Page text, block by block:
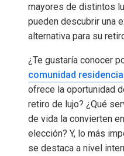
mayores de distintos
pueden descubrir una
alternativa para su
¿Te gustaría conocer
comunidad
ofrece la oportunidad
retiro de lujo? ¿Qué
de vida la convierten
elección? Y, lo más
se destaca a nivel